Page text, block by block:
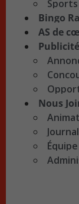
Sports
Bingo
AS de
Publicité
Nous